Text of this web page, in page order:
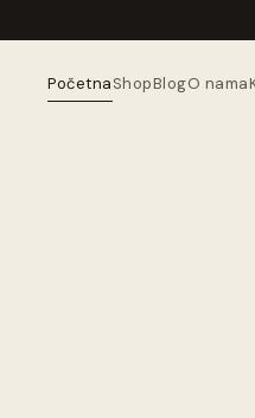
PočetnaShopBlogO nama